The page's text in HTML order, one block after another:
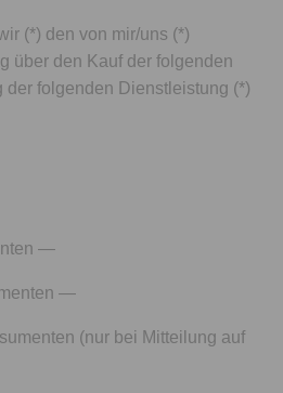
(*) den von mir/uns (*)
über den Kauf der folgenden
der folgenden Dienstleistung (*)
—
—
(nur bei Mitteilung auf